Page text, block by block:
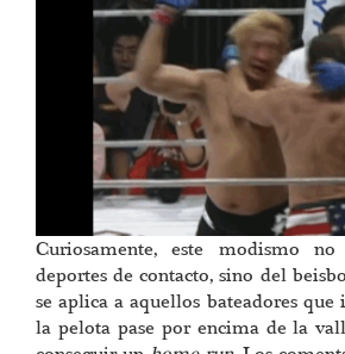
Curiosamente, este modismo
deportes de contacto, sino del
se aplica a aquellos bateadores que
la pelota pase por encima de la